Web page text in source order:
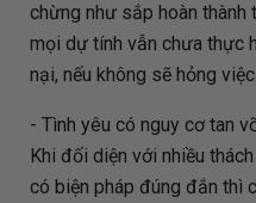
chừng như sắp hoàn
mọi dự tính vẫn chưa thực
nại, nếu không sẽ hỏng
- Tình yêu có nguy cơ tan
Khi đối diện với nhiều
có biện pháp đúng đắn thì